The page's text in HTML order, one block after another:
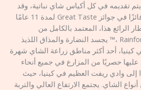
يتم تقديمه في كل أكياس شاي نباتية، وقد
تم التصويت عليه أيضًا فائزًا في جوائز Great Taste لمدة 11 عامًا
الرائع هذا، المعتمد بالكامل من
Rainforest Alliance Certified ،™ يجسد النضارة والمذاق اللذيذ
كينيا، أحد أكثر مناطق زراعة الشاي شهرة
حصريًا من المزارع في جميع أنحاء
إلى وادي ريفت العظيم في كينيا، حيث
الشاي. يجتمع الارتفاع العالي والتربة